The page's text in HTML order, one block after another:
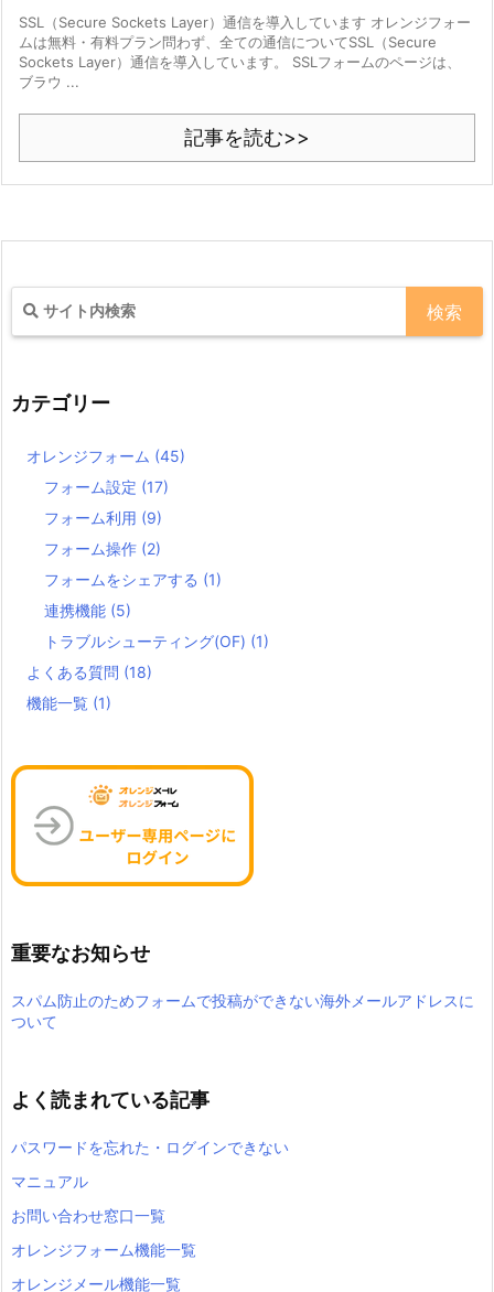
SSL（Secure Sockets Layer）通信を導入しています オレンジフォー
ムは無料・有料プラン問わず、全ての通信についてSSL（Secure
Sockets Layer）通信を導入しています。 SSLフォームのページは、
ブラウ ...
記事を読む>>
カテゴリー
オレンジフォーム (45)
フォーム設定 (17)
フォーム利用 (9)
フォーム操作 (2)
フォームをシェアする (1)
連携機能 (5)
トラブルシューティング(OF) (1)
よくある質問 (18)
機能一覧 (1)
重要なお知らせ
スパム防止のためフォームで投稿ができない海外メールアドレスに
ついて
よく読まれている記事
パスワードを忘れた・ログインできない
マニュアル
お問い合わせ窓口一覧
オレンジフォーム機能一覧
オレンジメール機能一覧